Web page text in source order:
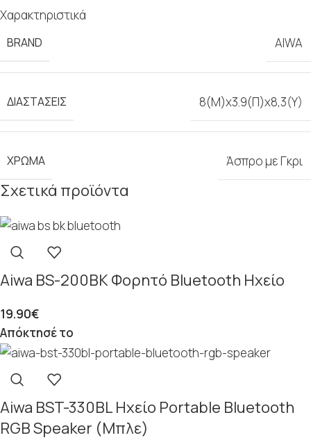
Χαρακτηριστικά
BRAND AIWA
ΔΙΑΣΤΆΣΕΙΣ 8(Μ)x3.9(Π)x8,3(Y)
ΧΡΏΜΑ Άσπρο με Γκρι
Σχετικά προϊόντα
Aiwa BS-200BK Φορητό Bluetooth Ηχείο
19.90€
Απόκτησέ το
Aiwa BST-330BL Ηχείο Portable Bluetooth
RGB Speaker (Μπλε)